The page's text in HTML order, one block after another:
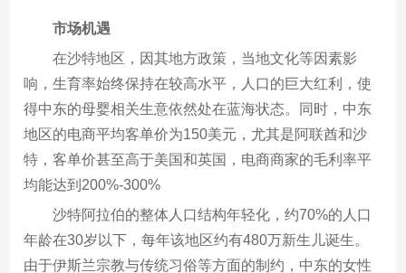
市场机遇
在沙特地区，因其地方政策，当地文化等因素影
响，生育率始终保持在较高水平，人口的巨大红利，使
得中东的母婴相关生意依然处在蓝海状态。同时，中东
地区的电商平均客单价为150美元，尤其是阿联酋和沙
特，客单价甚至高于美国和英国，电商商家的毛利率平
均能达到200%-300%
沙特阿拉伯的整体人口结构年轻化，约70%的人口
年龄在30岁以下，每年该地区约有480万新生儿诞生。
由于伊斯兰宗教与传统习俗等方面的制约，中东的女性